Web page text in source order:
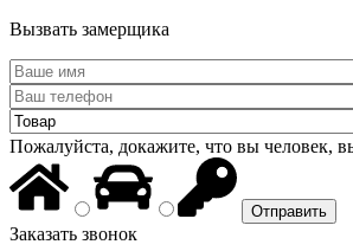
Вызвать замерщика
Пожалуйста, докажите, что вы человек,
Заказать звонок